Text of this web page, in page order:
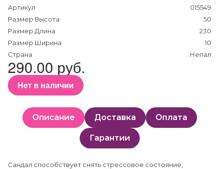
Артикул
015549
Размер Высота
50
Размер Длина
230
Размер Ширина
10
Страна
Непал
290.00 руб.
Нет в наличии
Описание Доставка Оплата
Гарантии
Сандал способствует снять стрессовое состояние,